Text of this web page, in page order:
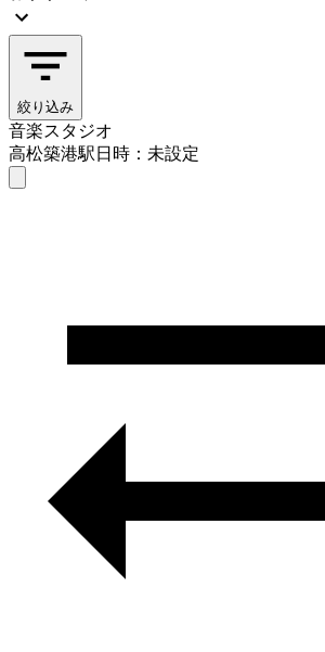
絞り込み
音楽スタジオ
高松築港駅日時：未設定